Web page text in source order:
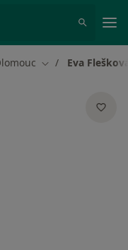
Změna města
Eva